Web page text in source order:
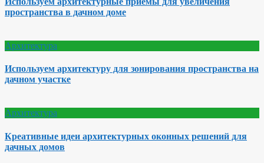
пространства в дачном доме
Архитектура
Используем архитектуру для зонирования пространства на
дачном участке
Архитектура
Креативные идеи архитектурных оконных решений для
дачных домов